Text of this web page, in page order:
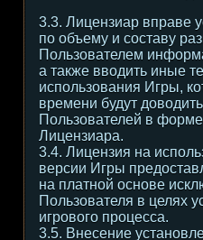
3.3. Лицензиар вправе
по объему и составу
Пользователем
а также вводить иные
использования Игры,
времени будут
Пользователей в
Лицензиара.
3.4. Лицензия на
версии Игры
на платной основе
Пользователя в целях
игрового процесса.
3.5. Внесение